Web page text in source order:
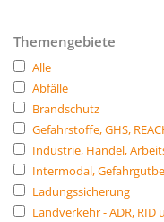
Themengebiete
Alle
Abfälle
Brandschutz
Gefahrstoffe, GHS,
Industrie, Handel,
Intermodal,
Ladungssicherung
Landverkehr - ADR, RID